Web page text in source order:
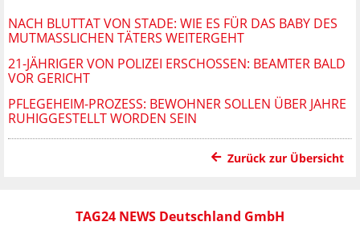
NACH BLUTTAT VON STADE: WIE ES FÜR DAS BABY DES
MUTMASSLICHEN TÄTERS WEITERGEHT
21-JÄHRIGER VON POLIZEI ERSCHOSSEN: BEAMTER BALD
VOR GERICHT
PFLEGEHEIM-PROZESS: BEWOHNER SOLLEN ÜBER JAHRE
RUHIGGESTELLT WORDEN SEIN
Zurück zur Übersicht
TAG24 NEWS Deutschland GmbH